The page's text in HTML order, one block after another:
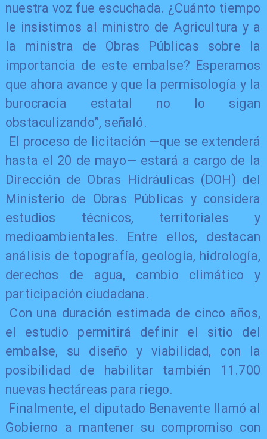
nuestra voz fue escuchada. ¿Cuánto tiempo
le insistimos al ministro de Agricultura y a
la ministra de Obras Públicas sobre la
importancia de este embalse? Esperamos
que ahora avance y que la permisología y la
burocracia estatal no lo sigan
obstaculizando”, señaló.
El proceso de licitación —que se extenderá
hasta el 20 de mayo— estará a cargo de la
Dirección de Obras Hidráulicas (DOH) del
Ministerio de Obras Públicas y considera
estudios técnicos, territoriales y
medioambientales. Entre ellos, destacan
análisis de topografía, geología, hidrología,
derechos de agua, cambio climático y
participación ciudadana.
Con una duración estimada de cinco años,
el estudio permitirá definir el sitio del
embalse, su diseño y viabilidad, con la
posibilidad de habilitar también 11.700
nuevas hectáreas para riego.
Finalmente, el diputado Benavente llamó al
Gobierno a mantener su compromiso con